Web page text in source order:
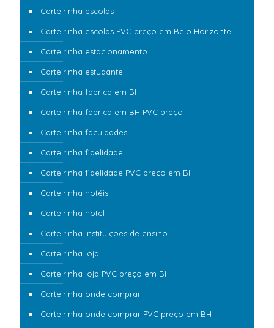
Carteirinha escolas
Carteirinha escolas PVC preço em Belo Horizonte
Carteirinha estacionamento
Carteirinha estudante
Carteirinha fabrica em BH
Carteirinha fabrica em BH PVC preço
Carteirinha faculdades
Carteirinha fidelidade
Carteirinha fidelidade PVC preço em BH
Carteirinha hotéis
Carteirinha hotel
Carteirinha instituições de ensino
Carteirinha loja
Carteirinha loja PVC preço em BH
Carteirinha onde comprar
Carteirinha onde comprar PVC preço em BH